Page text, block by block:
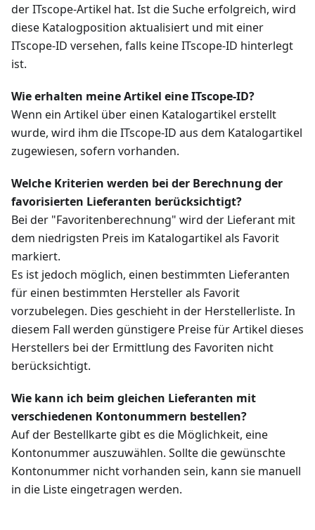
der ITscope-Artikel hat. Ist die Suche erfolgreich, wird
diese Katalogposition aktualisiert und mit einer
ITscope-ID versehen, falls keine ITscope-ID hinterlegt
ist.
Wie erhalten meine Artikel eine ITscope-ID?
Wenn ein Artikel über einen Katalogartikel erstellt
wurde, wird ihm die ITscope-ID aus dem Katalogartikel
zugewiesen, sofern vorhanden.
Welche Kriterien werden bei der Berechnung der
favorisierten Lieferanten berücksichtigt?
Bei der "Favoritenberechnung" wird der Lieferant mit
dem niedrigsten Preis im Katalogartikel als Favorit
markiert.
Es ist jedoch möglich, einen bestimmten Lieferanten
für einen bestimmten Hersteller als Favorit
vorzubelegen. Dies geschieht in der Herstellerliste. In
diesem Fall werden günstigere Preise für Artikel dieses
Herstellers bei der Ermittlung des Favoriten nicht
berücksichtigt.
Wie kann ich beim gleichen Lieferanten mit
verschiedenen Kontonummern bestellen?
Auf der Bestellkarte gibt es die Möglichkeit, eine
Kontonummer auszuwählen. Sollte die gewünschte
Kontonummer nicht vorhanden sein, kann sie manuell
in die Liste eingetragen werden.